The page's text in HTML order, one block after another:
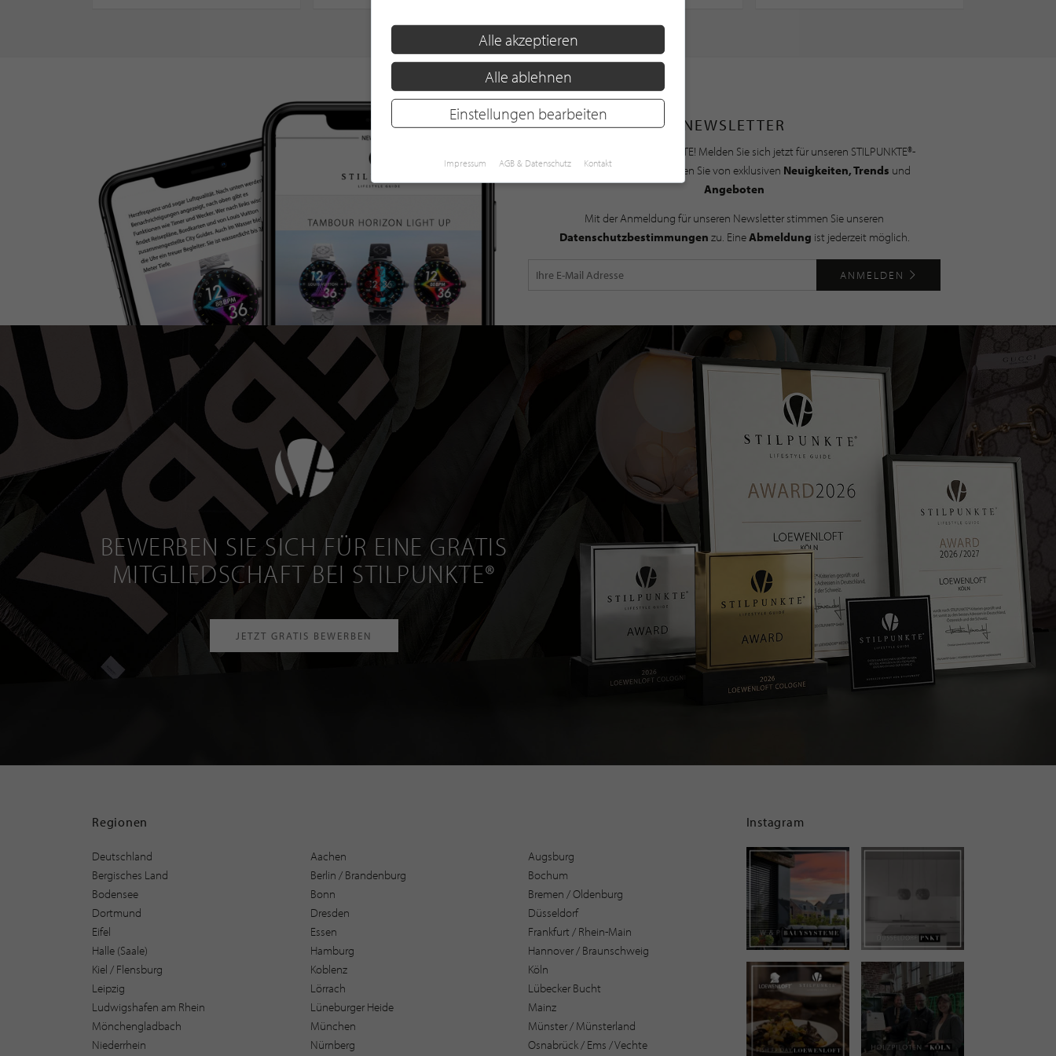
NEWSLETTER
Bleiben Sie immer UP TO DATE! Melden Sie sich jetzt für unseren STILPUNKTE®-
Newsletter an und profitieren Sie von exklusiven Neuigkeiten, Trends und
Angeboten
Mit der Anmeldung für unseren Newsletter stimmen Sie unseren
Datenschutzbestimmungen zu. EineAbmeldung ist jederzeit möglich.
ANMELDEN
BEWERBEN SIE SICH FÜR EINE GRATIS
MITGLIEDSCHAFT BEI STILPUNKTE®
JETZT GRATIS BEWERBEN
Regionen
Deutschland Aachen
Augsburg
Bergisches Land
Berlin / Brandenburg
Bochum
Bodensee
Bonn
Bremen / Oldenburg
Dortmund
Dresden
Düsseldorf
Eifel
Essen
Frankfurt / Rhein-Main
Halle (Saale)
Hamburg
Hannover / Braunschweig
Kiel / Flensburg
Koblenz
Köln
Leipzig
Lörrach
Lübecker Bucht
Ludwigshafen am Rhein
Lüneburger Heide
Mainz
Mönchengladbach
München
Münster / Münsterland
Niederrhein
Nürnberg
Osnabrück / Ems / Vechte
Instagram
Alle akzeptieren
Alle ablehnen
Einstellungen bearbeiten
Impressum AGB & Datenschutz Kontakt